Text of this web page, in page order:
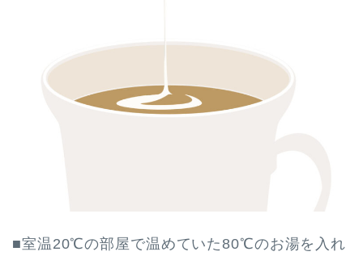
■室温20℃の部屋で温めていた80℃のお湯を入れ